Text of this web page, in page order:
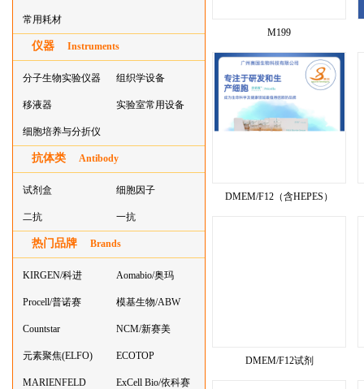
常用耗材
仪器 Instruments
分子生物实验仪器 组织学设备
移液器 实验室常用设备
细胞培养与分折仪
器叠
抗体类 Antibody
试剂盒 细胞因子
二抗 一抗
热门品牌 Brands
KIRGEN/科进 Aomabio/奥玛
Procell/普诺赛 模基生物/ABW
Countstar NCM/新赛美
元素聚焦(ELFO) ECOTOP
MARIENFELD ExCell Bio/依科赛
M199
DMEM/F12（含HEPES）
DMEM/F12试剂